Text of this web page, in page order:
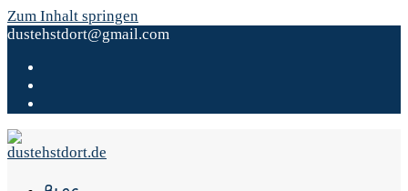
Zum Inhalt springen
dustehstdort@gmail.com